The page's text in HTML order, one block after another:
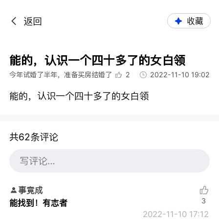
返回 收藏
能的，认识一个四十多了的女白领
今年试婚了半年，准备买房结婚了 2 2022-11-10 19:02
能的，认识一个四十多了的女白领
共62条评论
事竟成
能找到！有志者
2022-11-10 17:12
3